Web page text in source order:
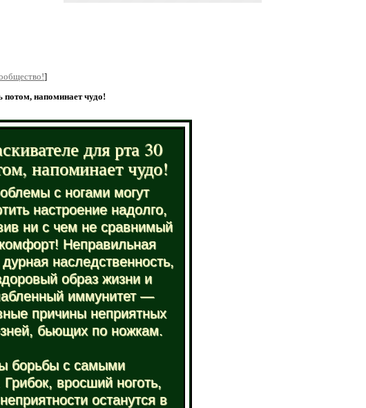
]
потом, напоминает чудо!
для рта 30
напоминает чудо!
с ногами могут
настроение надолго,
ни с чем не сравнимый
Неправильная
наследственность,
образ жизни и
иммунитет —
причины неприятных
бьющих по ножкам.
борьбы с самыми
вросший ноготь,
останутся в